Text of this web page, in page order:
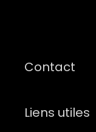
Contact
Liens utiles